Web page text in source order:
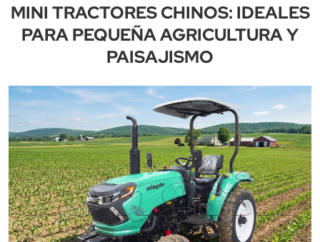
MINI TRACTORES CHINOS: IDEALES
PARA PEQUEÑA AGRICULTURA Y
PAISAJISMO